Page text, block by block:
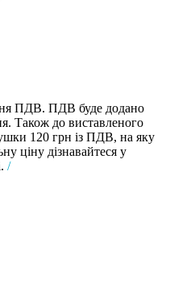
ПДВ. ПДВ буде додано
Також до виставленого
120 грн із ПДВ, на яку
ціну дізнавайтеся у
/